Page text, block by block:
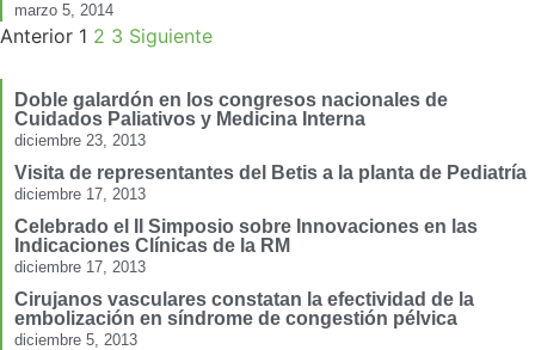
marzo 5, 2014
Anterior 1 2 3 Siguiente
Doble galardón en los congresos nacionales de
Cuidados Paliativos y Medicina Interna
diciembre 23, 2013
Visita de representantes del Betis a la planta de Pediatría
diciembre 17, 2013
Celebrado el II Simposio sobre Innovaciones en las
Indicaciones Clínicas de la RM
diciembre 17, 2013
Cirujanos vasculares constatan la efectividad de la
embolización en síndrome de congestión pélvica
diciembre 5, 2013